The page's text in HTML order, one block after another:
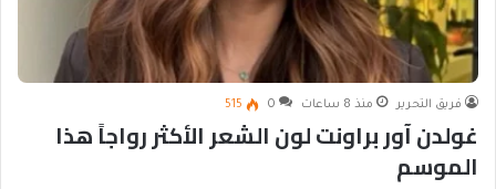
فريق التحرير منذ 8 ساعات 0
515
غولدن آور براونت لون الشعر الأكثر رواجاً هذا
الموسم